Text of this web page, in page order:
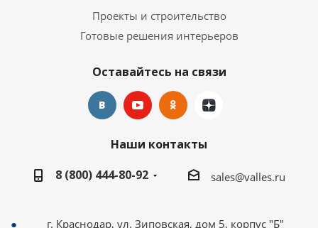
Проекты и строительство
Готовые решения интерьеров
Оставайтесь на связи
Наши контакты
8 (800) 444-80-92
sales@valles.ru
г. Краснодар, ул. Зиповская, дом 5, корпус "Б"